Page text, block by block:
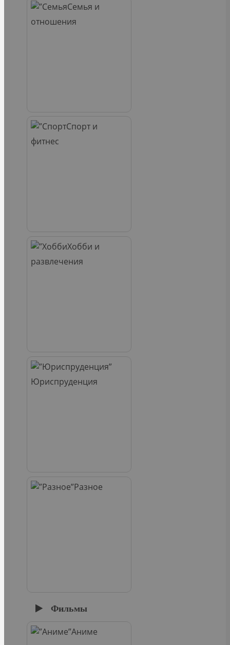
Семья и
отношения
Спорт и
фитнес
Хобби и
развлечения
Юриспруденция
Разное
Фильмы
Аниме